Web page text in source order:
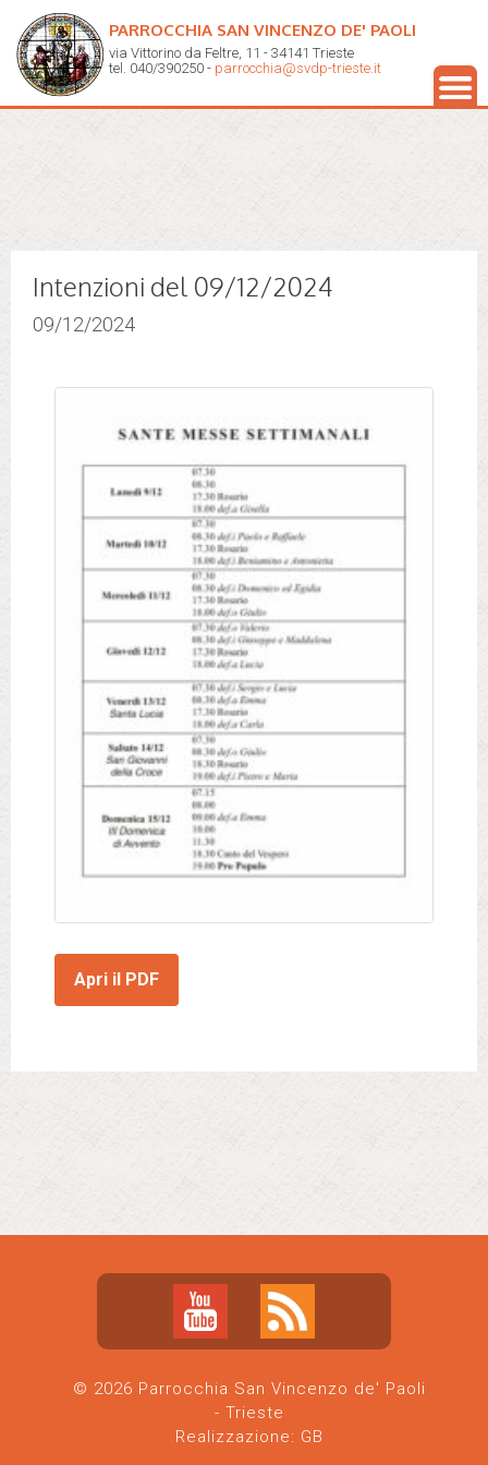
PARROCCHIA SAN VINCENZO DE' PAOLI
via Vittorino da Feltre, 11 - 34141 Trieste
tel. 040/390250 - parrocchia@svdp-trieste.it
Intenzioni del 09/12/2024
09/12/2024
Apri il PDF
© 2026 Parrocchia San Vincenzo de' Paoli
- Trieste
Realizzazione: GB